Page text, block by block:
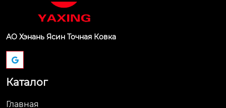
АО Хэнань Ясин Точная Ковка
Каталог
Главная